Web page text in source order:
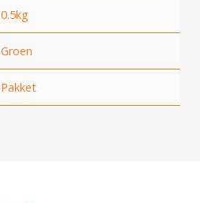
0.5kg
Groen
Pakket